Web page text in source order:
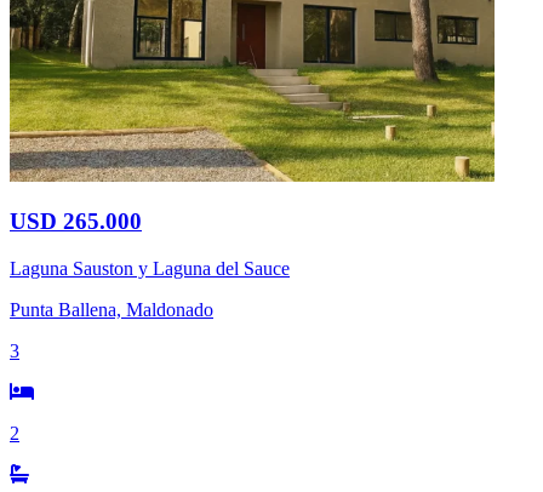
USD 265.000
Laguna Sauston y Laguna del Sauce
Punta Ballena, Maldonado
3
2